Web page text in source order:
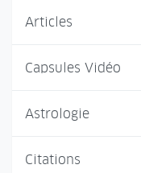
Articles
Capsules Vidéo
Astrologie
Citations